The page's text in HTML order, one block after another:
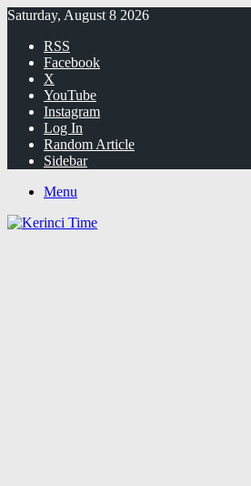
Saturday, August 8 2026
RSS
Facebook
X
YouTube
Instagram
Log In
Random Article
Sidebar
Menu